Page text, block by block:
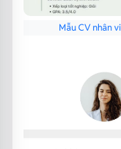
Mẫu CV nhân